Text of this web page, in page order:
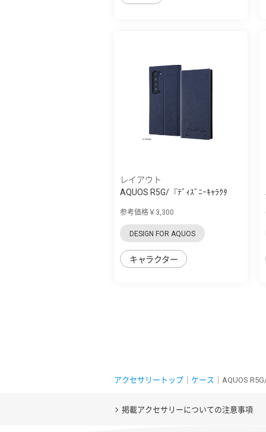
レイアウト
AQUOS R5G/『ﾃﾞｨｽﾞﾆｰｷｬﾗｸﾀ
参考価格￥3,300
DESIGN FOR AQUOS
キャラクター
アクセサリートップ ケース ｜AQUOS
掲載アクセサリーについての注意事項